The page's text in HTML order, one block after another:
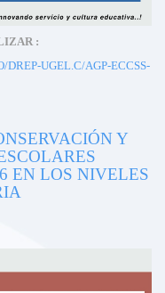
:
UGEL.C/AGP-ECCSS-
Y
EN LOS NIVELES